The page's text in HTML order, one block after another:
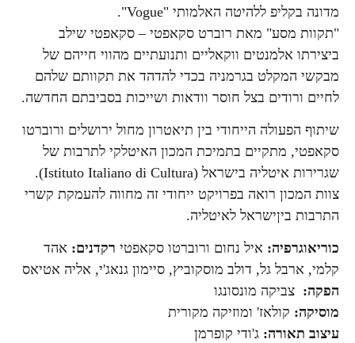
מדונה בקליפ ללהיטה האלמותי "Vogue".
"תקוות מסע" מאת רוברט סקאפטי – סקאפטי שילב
ביצירתו אלמנטים ווקאליים ותנועתיים מהווי חייהם של
מבקשי המקלט בגרמניה בכדי להדהד את תקוותם שלהם
לחיים ורודים בצל חוסר וודאות ושייכות בסביבתם החדשה.
שיתוף הפעולה הייחודי בין תיאטרון מחול ירושלים ורוברטו
סקאפטי, מתקיים בתמיכת המכון האיטלקי לתרבות של
שגרירות איטליה בישראל (Istituto Italiano di Cultura).
צוות המכון רואה בפרויקט ייחודי זה מחווה להעמקת קשרי
התרבות ביןישראל לאיטליה.
כוריאוגרפיה: איל נחום ורוברטו סקאפטי רקדנים: אהד
קלמי, ארבל גל, דולב מוסקוביץ, סיימון גנאג'י, אליה אטיאס
הפקה: צביקה מונסונגו
מוסיקה: קולאז' ומוזיקה מקורית
עיצוב תאורה: ג'ודי קופרמן